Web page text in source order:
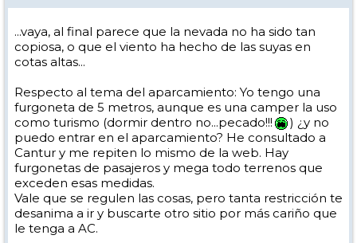
...vaya, al final parece que la nevada no ha sido tan
copiosa, o que el viento ha hecho de las suyas en
cotas altas...
Respecto al tema del aparcamiento: Yo tengo una
furgoneta de 5 metros, aunque es una camper la uso
como turismo (dormir dentro no...pecado!!!
) ¿y no
puedo entrar en el aparcamiento? He consultado a
Cantur y me repiten lo mismo de la web. Hay
furgonetas de pasajeros y mega todo terrenos que
exceden esas medidas.
Vale que se regulen las cosas, pero tanta restricción te
desanima a ir y buscarte otro sitio por más cariño que
le tenga a AC.